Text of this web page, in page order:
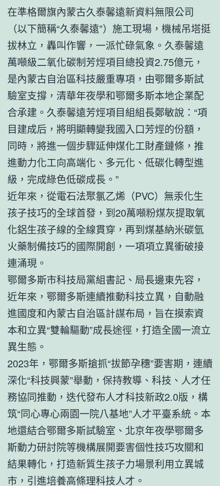
在準格爾旗內蒙古久泰馨遠新資料無限公司
（以下簡稱“久泰馨遠”）施工現場，機械吊塔挺
拔林立，轟叫作響，一派忙碌氣象。久泰馨遠
萬噸級二氧化碳制芳烴項目總投資2.75億元，
是內蒙古自治區科技嚴重專項，由鄂爾多斯試
驗室支撐，清華年夜學和鄂爾多斯本地企業配
合承建。久泰馨遠芳烴項目組組長鄭敏說：“項
目建成后，將明顯轉變我國入口芳烴的份額，
同時，將進一個步驟延伸煤化工財產鏈條，推
進動力化工向高端化、多元化、低碳化轉型進
級，完成綠色低碳成長。”
近年來，從電石法聚氯乙烯（PVC）無汞化生
孩子技巧的全球首發，到20萬噸粉煤灰提取氧
化鋁生孩子線的全線貫穿，再到煤基納米碳氫
火藥制備技巧的國際開創，一項項立異衝破接
連涌現。
鄂爾多斯市科技局黨組書記、局長邊東先容，
近年來，鄂爾多斯連續推動科技立異，自動融
進國度和內蒙古自治區計謀布局，旨在摸索資
本和立異“雙輪驅動”成長途徑，打造全國一流立
異生態。
2023年，鄂爾多斯搶抓“拔節孕穗”要害期，連續
深化“科技興蒙”舉動，保持教導、科技、人才任
務協同推動，迭代發布人才科技新政2.0版，構
筑“同心專心兩園一院八基地”人才平臺系統。本
地還結合鄂爾多斯試驗室、北京年夜學鄂爾多
斯動力研討院等機構展開要害個性技巧攻關和
結果轉化，打造新質生孩子力場景利用立異城
市，引進培養高條理科技人才。